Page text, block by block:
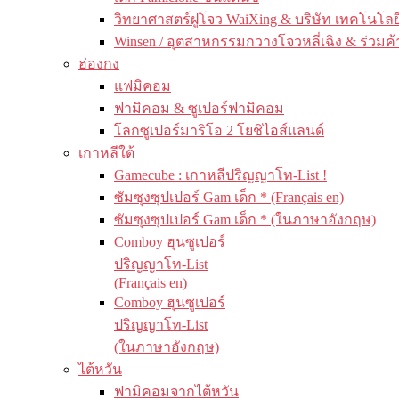
วิทยาศาสตร์ฝูโจว WaiXing & บริษัท เทคโนโล
Winsen / อุตสาหกรรมกวางโจวหลี่เฉิง & ร่วมค้
ฮ่องกง
แฟมิคอม
ฟามิคอม & ซูเปอร์ฟามิคอม
โลกซูเปอร์มาริโอ 2 โยชิไอส์แลนด์
เกาหลีใต้
Gamecube : เกาหลีปริญญาโท-List !
ซัมซุงซุปเปอร์ Gam เด็ก * (Français en)
ซัมซุงซุปเปอร์ Gam เด็ก * (ในภาษาอังกฤษ)
Comboy ฮุนซูเปอร์
ปริญญาโท-List
(Français en)
Comboy ฮุนซูเปอร์
ปริญญาโท-List
(ในภาษาอังกฤษ)
ไต้หวัน
ฟามิคอมจากไต้หวัน